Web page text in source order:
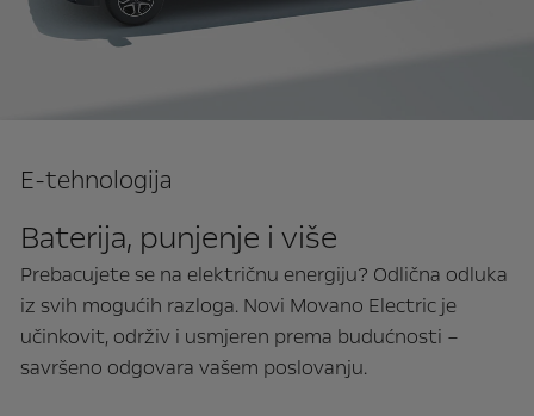
E-tehnologija
Baterija, punjenje i više
Prebacujete se na električnu energiju? Odlična odluka
iz svih mogućih razloga. Novi Movano Electric je
učinkovit, održiv i usmjeren prema budućnosti –
savršeno odgovara vašem poslovanju.